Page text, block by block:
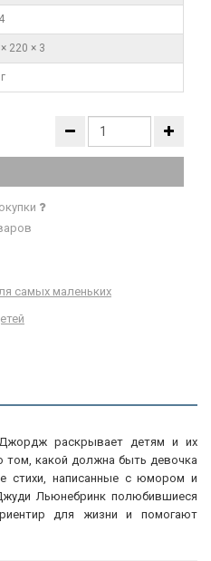
220 × 3
самых маленьких
раскрывает детям и их
том, какой должна быть девочка
стихи, написанные с юмором и
Льюнебринк полюбившиеся
для жизни и помогают